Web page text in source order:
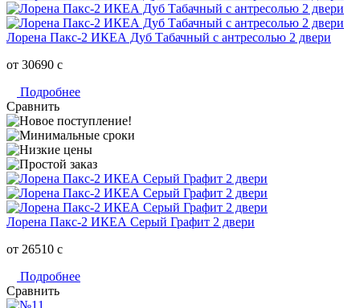
Лорена Пакс-2 ИКЕА Дуб Табачный с антресолью 2 двери
от 30690 c
Подробнее
Сравнить
Лорена Пакс-2 ИКЕА Серый Графит 2 двери
от 26510 c
Подробнее
Сравнить